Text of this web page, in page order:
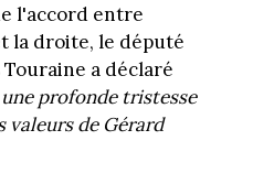
l'accord entre
la droite, le député
a déclaré
profonde tristesse
de Gérard